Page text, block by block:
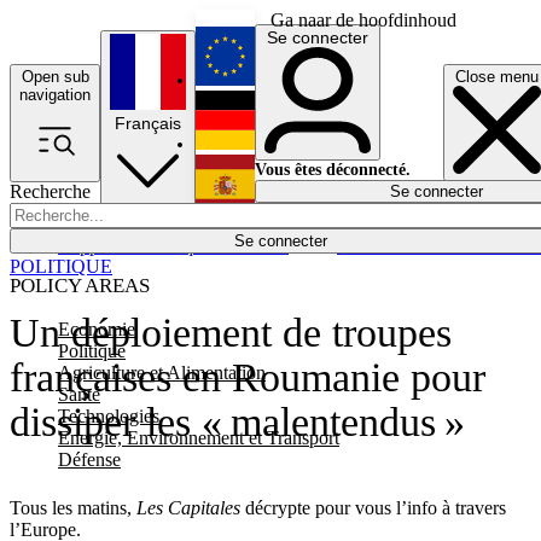
Ga naar de hoofdinhoud
Open sub
navigation
Close menu
Recherche
Se connecter
POLICY AREAS
Economie
Politique
Agriculture et Alimentation
Santé
Technologies
Energie, Environnement et Transport
Défense
Économie
Français
English
Deutsch
Español
Se connecter
Vous êtes déconnecté.
Se connecter
Un déploiement de troupes
françaises en Roumanie pour
dissiper les « malentendus »
Tous les matins, Les Capitales décrypte pour vous l’info à travers
l’Europe.
POLITIQUE